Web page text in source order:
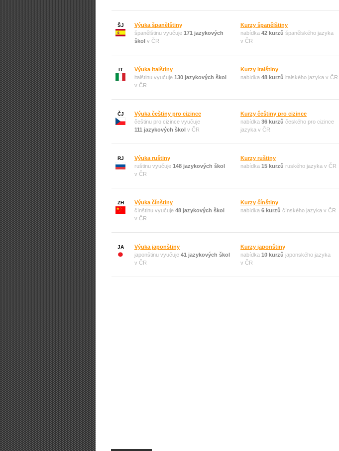
ŠJ
Výuka španělštiny
španělštinu vyučuje 171 jazykových
škol v ČR
Kurzy španělštiny
nabídka 42 kurzů španělského jazyka
v ČR
IT
Výuka italštiny
italštinu vyučuje 130 jazykových škol
v ČR
Kurzy italštiny
nabídka 48 kurzů italského jazyka v ČR
ČJ
Výuka češtiny pro cizince
češtinu pro cizince vyučuje
111 jazykových škol v ČR
Kurzy češtiny pro cizince
nabídka 36 kurzů českého pro cizince
jazyka v ČR
RJ
Výuka ruštiny
ruštinu vyučuje 148 jazykových škol
v ČR
Kurzy ruštiny
nabídka 15 kurzů ruského jazyka v ČR
ZH
Výuka čínštiny
čínštinu vyučuje 48 jazykových škol
v ČR
Kurzy čínštiny
nabídka 6 kurzů čínského jazyka v ČR
JA
Výuka japonštiny
japonštinu vyučuje 41 jazykových škol
v ČR
Kurzy japonštiny
nabídka 10 kurzů japonského jazyka
v ČR